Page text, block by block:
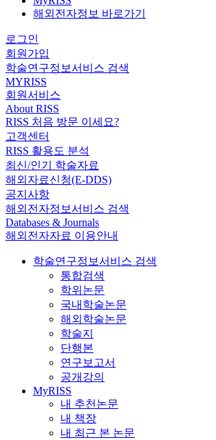
해외전자정보 바로가기
로그인
회원가입
학술연구정보서비스 검색
MYRISS
회원서비스
About RISS
RISS 처음 방문 이세요?
고객센터
RISS 활용도 분석
최신/인기 학술자료
해외자료신청(E-DDS)
공지사항
해외전자정보서비스 검색
Databases & Journals
해외전자자료 이용안내
학술연구정보서비스 검색
통합검색
학위논문
국내학술논문
해외학술논문
학술지
단행본
연구보고서
공개강의
MyRISS
내 추천논문
내 책장
내 최근 본 논문